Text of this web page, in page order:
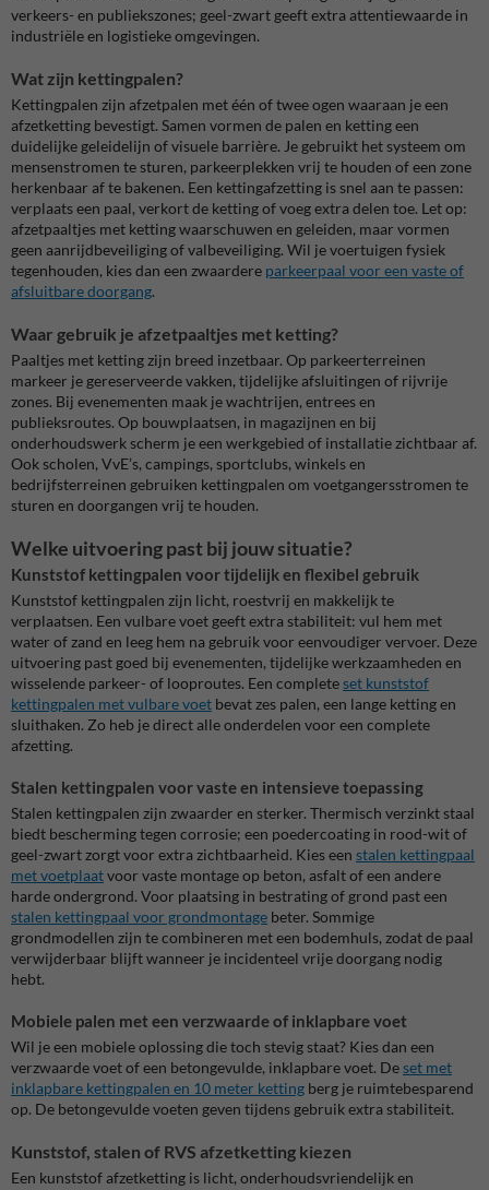
verkeers- en publiekszones; geel-zwart geeft extra attentiewaarde in
industriële en logistieke omgevingen.
Wat zijn kettingpalen?
Kettingpalen zijn afzetpalen met één of twee ogen waaraan je een
afzetketting bevestigt. Samen vormen de palen en ketting een
duidelijke geleidelijn of visuele barrière. Je gebruikt het systeem om
mensenstromen te sturen, parkeerplekken vrij te houden of een zone
herkenbaar af te bakenen. Een kettingafzetting is snel aan te passen:
verplaats een paal, verkort de ketting of voeg extra delen toe. Let op:
afzetpaaltjes met ketting waarschuwen en geleiden, maar vormen
geen aanrijdbeveiliging of valbeveiliging. Wil je voertuigen fysiek
tegenhouden, kies dan een zwaardere parkeerpaal voor een vaste of
afsluitbare doorgang.
Waar gebruik je afzetpaaltjes met ketting?
Paaltjes met ketting zijn breed inzetbaar. Op parkeerterreinen
markeer je gereserveerde vakken, tijdelijke afsluitingen of rijvrije
zones. Bij evenementen maak je wachtrijen, entrees en
publieksroutes. Op bouwplaatsen, in magazijnen en bij
onderhoudswerk scherm je een werkgebied of installatie zichtbaar af.
Ook scholen, VvE’s, campings, sportclubs, winkels en
bedrijfsterreinen gebruiken kettingpalen om voetgangersstromen te
sturen en doorgangen vrij te houden.
Welke uitvoering past bij jouw situatie?
Kunststof kettingpalen voor tijdelijk en flexibel gebruik
Kunststof kettingpalen zijn licht, roestvrij en makkelijk te
verplaatsen. Een vulbare voet geeft extra stabiliteit: vul hem met
water of zand en leeg hem na gebruik voor eenvoudiger vervoer. Deze
uitvoering past goed bij evenementen, tijdelijke werkzaamheden en
wisselende parkeer- of looproutes. Een completeset kunststof
kettingpalen met vulbare voet bevat zes palen, een lange ketting en
sluithaken. Zo heb je direct alle onderdelen voor een complete
afzetting.
Stalen kettingpalen voor vaste en intensieve toepassing
Stalen kettingpalen zijn zwaarder en sterker. Thermisch verzinkt staal
biedt bescherming tegen corrosie; een poedercoating in rood-wit of
geel-zwart zorgt voor extra zichtbaarheid. Kies een stalen kettingpaal
met voetplaatvoor vaste montage op beton, asfalt of een andere
harde ondergrond. Voor plaatsing in bestrating of grond past een
stalen kettingpaal voor grondmontage beter. Sommige
grondmodellen zijn te combineren met een bodemhuls, zodat de paal
verwijderbaar blijft wanneer je incidenteel vrije doorgang nodig
hebt.
Mobiele palen met een verzwaarde of inklapbare voet
Wil je een mobiele oplossing die toch stevig staat? Kies dan een
verzwaarde voet of een betongevulde, inklapbare voet. Deset met
inklapbare kettingpalen en 10 meter ketting berg je ruimtebesparend
op. De betongevulde voeten geven tijdens gebruik extra stabiliteit.
Kunststof, stalen of RVS afzetketting kiezen
Een kunststof afzetketting is licht, onderhoudsvriendelijk en